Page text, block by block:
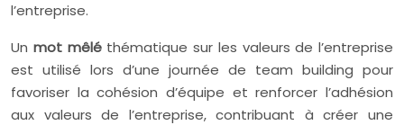
l’entreprise.
Un mot mêlé thématique sur les valeurs de l’entreprise
est utilisé lors d’une journée de team building pour
favoriser la cohésion d’équipe et renforcer l’adhésion
aux valeurs de l’entreprise, contribuant à créer une